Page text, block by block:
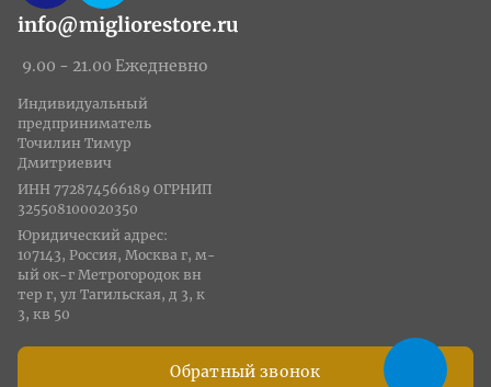
info@migliorestore.ru
9.00 - 21.00 Ежедневно
Обратный звонок
Индивидуальный
предприниматель
Точилин Тимур
Дмитриевич
ИНН 772874566189 ОГРНИП
325508100020350
Юридический адрес:
107143, Россия, Москва г, м-
ый ок-г Метрогородок вн
тер г, ул Тагильская, д 3, к
3, кв 50